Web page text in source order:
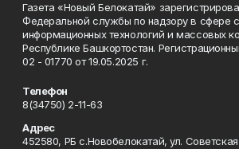
Газета «Новый Белокатай»
Федеральной службы по надзору в сфере
информационных технологий и массовых
Республике Башкортостан.
02 - 01770 от 19.05.2025 г.
Телефон
8(34750) 2-11-63
Адрес
452580, РБ с.Новобелокатай, ул. Советская